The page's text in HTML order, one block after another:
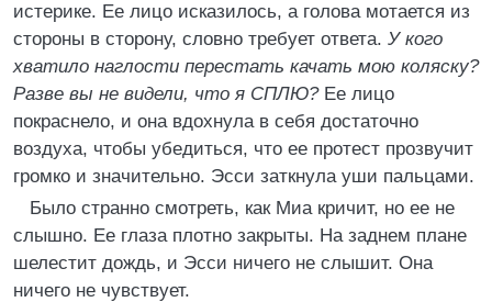
истерике. Ее лицо исказилось, а голова мотается из
стороны в сторону, словно требует ответа. У кого
хватило наглости перестать качать мою коляску?
Разве вы не видели, что я СПЛЮ?Ее лицо
покраснело, и она вдохнула в себя достаточно
воздуха, чтобы убедиться, что ее протест прозвучит
громко и значительно. Эсси заткнула уши пальцами.
Было странно смотреть, как Миа кричит, но ее не
слышно. Ее глаза плотно закрыты. На заднем плане
шелестит дождь, и Эсси ничего не слышит. Она
ничего не чувствует.